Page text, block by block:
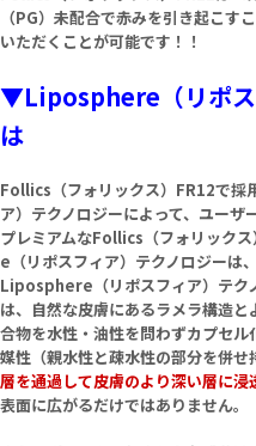
（PG）未配合で赤みを引き起こす
いただくことが可能です！！
▼Liposphere（リポス
は
Follics（フォリックス）FR12で
ア）テクノロジーによって、ユーザ
プレミアムなFollics（フォリック
e（リポスフィア）テクノロジーは、
Liposphere（リポスフィア）テク
は、自然な皮膚にあるラメラ構造
合物を水性・油性を問わずカプセ
媒性（親水性と疎水性の部分を併せ
層を通過して皮膚のより深い層に浸
表面に広がるだけではありません。